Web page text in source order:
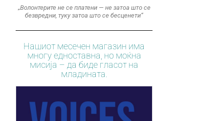
„Волонтерите не се платени — не затоа што се
безвредни, туку затоа што се бесценети“
Нашиот месечен магазин има
многу едноставна, но моќна
мисија – да биде гласот на
младината.